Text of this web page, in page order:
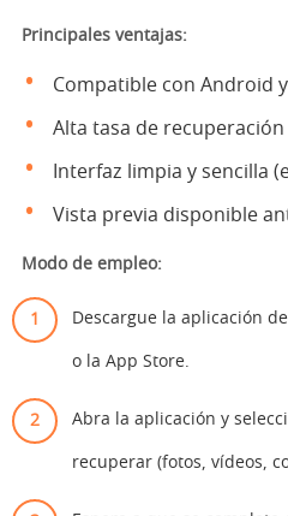
Principales ventajas:
Compatible con Android
Alta tasa de recuperación
Interfaz limpia y sencilla
Vista previa disponible
Modo de empleo:
Descargue la aplicación
o la App Store.
Abra la aplicación y
recuperar (fotos, vídeos,